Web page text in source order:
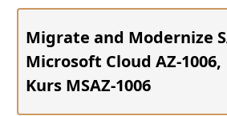
Migrate and Modernize
Microsoft Cloud AZ-1006,
Kurs MSAZ-1006